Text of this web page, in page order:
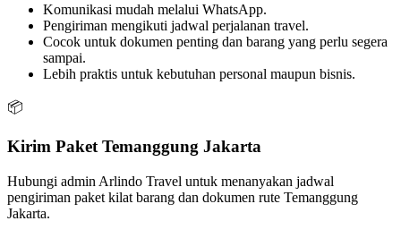
Komunikasi mudah melalui WhatsApp.
Pengiriman mengikuti jadwal perjalanan travel.
Cocok untuk dokumen penting dan barang yang perlu segera
sampai.
Lebih praktis untuk kebutuhan personal maupun bisnis.
📦
Kirim Paket Temanggung Jakarta
Hubungi admin Arlindo Travel untuk menanyakan jadwal
pengiriman paket kilat barang dan dokumen rute Temanggung
Jakarta.